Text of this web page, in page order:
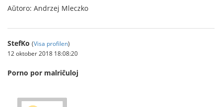
Aŭtoro: Andrzej Mleczko
StefKo (Visa profilen)
12 oktober 2018 18:08:20
Porno por malriĉuloj